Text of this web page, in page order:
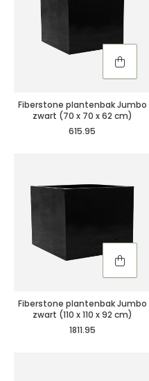
Fiberstone plantenbak Jumbo
zwart (70 x 70 x 62 cm)
615.95
Fiberstone plantenbak Jumbo
zwart (110 x 110 x 92 cm)
1811.95